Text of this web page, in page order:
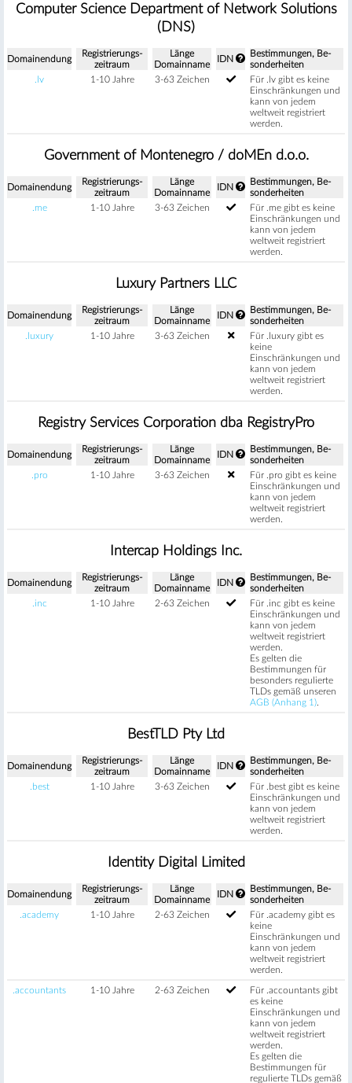
Computer Science Department of Network Solutions
(DNS)
Domain­endung
Regis­trierungs­
zeitraum
Länge
Domain­name
IDN
Be­stimm­ungen, Be­
sonder­heiten
.lv
1-10 Jahre 3-63 Zeichen
Für .lv gibt es keine
Einschränkungen und
kann von jedem
weltweit registriert
werden.
Government of Montenegro / doMEn d.o.o.
Domain­endung
Regis­trierungs­
zeitraum
Länge
Domain­name
IDN
Be­stimm­ungen, Be­
sonder­heiten
.me
1-10 Jahre 3-63 Zeichen
Für .me gibt es keine
Einschränkungen und
kann von jedem
weltweit registriert
werden.
Luxury Partners LLC
Domain­endung
Regis­trierungs­
zeitraum
Länge
Domain­name
IDN
Be­stimm­ungen, Be­
sonder­heiten
.luxury
1-10 Jahre 3-63 Zeichen
Für .luxury gibt es
keine
Einschränkungen und
kann von jedem
weltweit registriert
werden.
Registry Services Corporation dba RegistryPro
Domain­endung
Regis­trierungs­
zeitraum
Länge
Domain­name
IDN
Be­stimm­ungen, Be­
sonder­heiten
.pro
1-10 Jahre 3-63 Zeichen
Für .pro gibt es keine
Einschränkungen und
kann von jedem
weltweit registriert
werden.
Intercap Holdings Inc.
Domain­endung
Regis­trierungs­
zeitraum
Länge
Domain­name
IDN
Be­stimm­ungen, Be­
sonder­heiten
.inc
1-10 Jahre 2-63 Zeichen
Für .inc gibt es keine
Einschränkungen und
kann von jedem
weltweit registriert
werden.
Es gelten die
Bestimmungen für
besonders regulierte
TLDs gemäß unseren
AGB (Anhang 1)
BestTLD Pty Ltd
Domain­endung
Regis­trierungs­
zeitraum
Länge
Domain­name
IDN
Be­stimm­ungen, Be­
sonder­heiten
.best
1-10 Jahre 3-63 Zeichen
Für .best gibt es keine
Einschränkungen und
kann von jedem
weltweit registriert
werden.
Identity Digital Limited
Domain­endung
Regis­trierungs­
zeitraum
Länge
Domain­name
IDN
Be­stimm­ungen, Be­
sonder­heiten
.academy
1-10 Jahre 2-63 Zeichen
Für .academy gibt es
keine
Einschränkungen und
kann von jedem
weltweit registriert
werden.
.accountants 1-10 Jahre 2-63 Zeichen
Für .accountants gibt
es keine
Einschränkungen und
kann von jedem
weltweit registriert
werden.
Es gelten die
Bestimmungen für
regulierte TLDs gemäß